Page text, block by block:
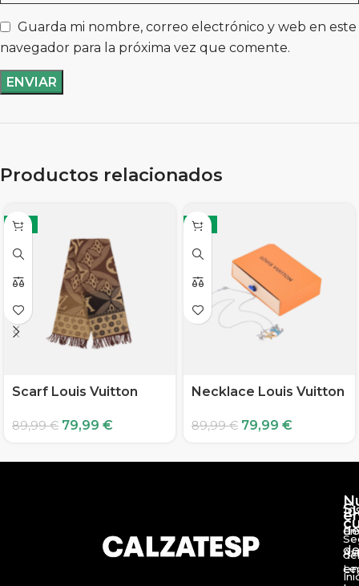
Guarda mi nombre, correo electrónico y web en este
navegador para la próxima vez que comente.
Productos relacionados
-11%
Scarf Louis Vuitton
89,99€ 79,99 €
-11%
Necklace Louis Vuitton
89,99€ 79,99 €
de
en